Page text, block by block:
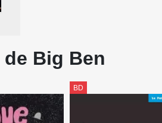
Big Ben
BD